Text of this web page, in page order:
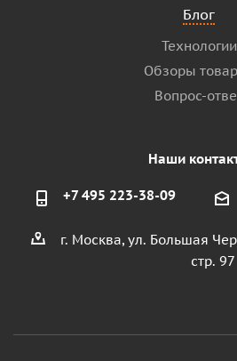
Блог
Технологии
Обзоры
Вопрос-
Наши
+7 495 223-38-09
г. Москва, ул. Большая
стр. 97